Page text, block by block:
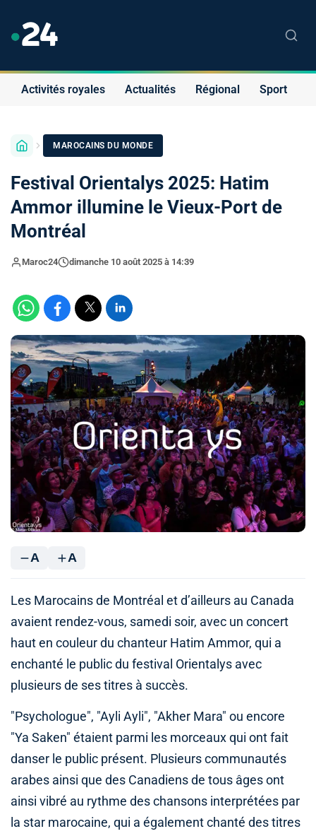
Activités royales Actualités Régional Sport
MAROCAINS DU MONDE
Festival Orientalys 2025: Hatim
Ammor illumine le Vieux-Port de
Montréal
Maroc24 dimanche 10 août 2025 à 14:39
A A
Les Marocains de Montréal et d’ailleurs au Canada
avaient rendez-vous, samedi soir, avec un concert
haut en couleur du chanteur Hatim Ammor, qui a
enchanté le public du festival Orientalys avec
plusieurs de ses titres à succès.
"Psychologue", "Ayli Ayli", "Akher Mara" ou encore
"Ya Saken" étaient parmi les morceaux qui ont fait
danser le public présent. Plusieurs communautés
arabes ainsi que des Canadiens de tous âges ont
ainsi vibré au rythme des chansons interprétées par
la star marocaine, qui a également chanté des titres